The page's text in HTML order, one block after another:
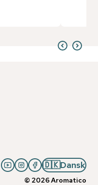
🇩🇰Dansk
© 2026Aromatico